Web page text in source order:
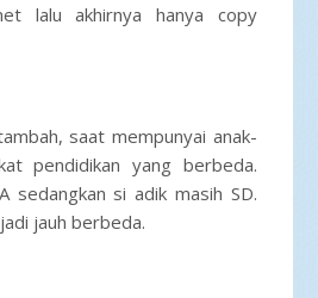
lalu akhirnya hanya copy
saat mempunyai anak-
pendidikan yang berbeda.
sedangkan si adik masih SD.
jauh berbeda.